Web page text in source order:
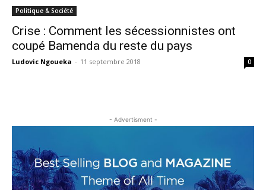
Politique & Société
Crise : Comment les sécessionnistes ont
coupé Bamenda du reste du pays
Ludovic Ngoueka - 11 septembre 2018 0
- Advertisment -